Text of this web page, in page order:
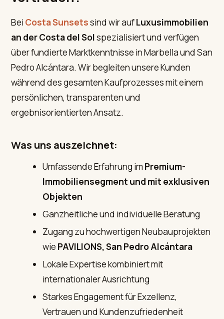
Bei Costa Sunsetssind wir aufLuxusimmobilien
an der Costa del Solspezialisiert und verfügen
über fundierte Marktkenntnisse in Marbella und San
Pedro Alcántara. Wir begleiten unsere Kunden
während des gesamten Kaufprozesses mit einem
persönlichen, transparenten und
ergebnisorientierten Ansatz.
Was uns auszeichnet:
Umfassende Erfahrung im Premium-
Immobiliensegment und mit exklusiven
Objekten
Ganzheitliche und individuelle Beratung
Zugang zu hochwertigen Neubauprojekten
wie PAVILIONS, San Pedro Alcántara
Lokale Expertise kombiniert mit
internationaler Ausrichtung
Starkes Engagement für Exzellenz,
Vertrauen und Kundenzufriedenheit